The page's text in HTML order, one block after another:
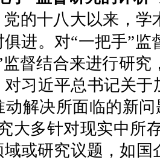
的十八大以来，
进。对“一把手”
督结合来进行研
对习近平总书记关
解决所面临的新
大多针对现实中所
或研究议题，如